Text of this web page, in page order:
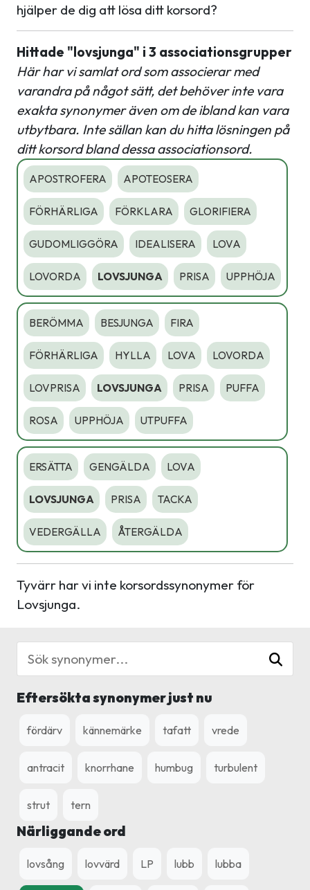
hjälper de dig att lösa ditt korsord?
Hittade "lovsjunga" i 3 associationsgrupper
Här har vi samlat ord som associerar med
varandra på något sätt, det behöver inte vara
exakta synonymer även om de ibland kan vara
utbytbara. Inte sällan kan du hitta lösningen på
ditt korsord bland dessa associationsord.
APOSTROFERA APOTEOSERA
FÖRHÄRLIGA FÖRKLARA GLORIFIERA
GUDOMLIGGÖRA IDEALISERA LOVA
LOVORDA LOVSJUNGA PRISA UPPHÖJA
BERÖMMA BESJUNGA FIRA
FÖRHÄRLIGA HYLLA LOVA LOVORDA
LOVPRISA LOVSJUNGA PRISA PUFFA
ROSA UPPHÖJA UTPUFFA
ERSÄTTA GENGÄLDA LOVA
LOVSJUNGA PRISA TACKA
VEDERGÄLLA ÅTERGÄLDA
Tyvärr har vi inte korsordssynonymer för
Lovsjunga.
Eftersökta synonymer just nu
fördärv kännemärke tafatt vrede
antracit knorrhane humbug turbulent
strut tern
Närliggande ord
lovsång lovvärd LP lubb lubba